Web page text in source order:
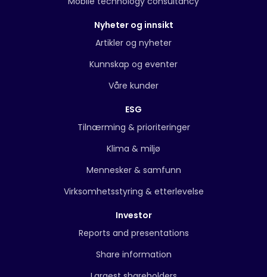
Nyheter og innsikt
Artikler og nyheter
Kunnskap og eventer
Våre kunder
ESG
Tilnærming & prioriteringer
Klima & miljø
Mennesker & samfunn
Virksomhetsstyring & etterlevelse
Investor
Reports and presentations
Share information